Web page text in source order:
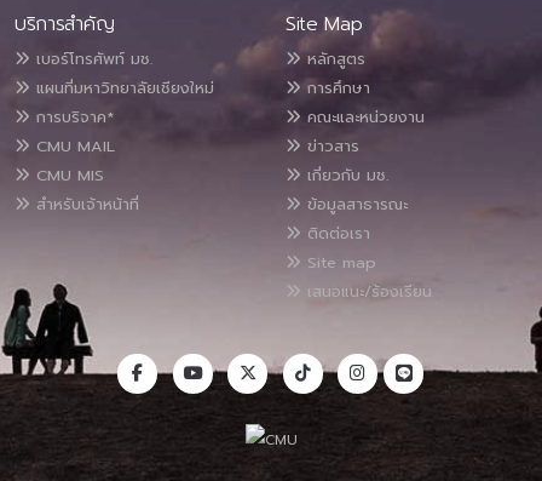
บริการสำคัญ
เบอร์โทรศัพท์ มช.
แผนที่มหาวิทยาลัยเชียงใหม่
การบริจาค*
CMU MAIL
CMU MIS
สำหรับเจ้าหน้าที่
Site Map
หลักสูตร
การศึกษา
คณะและหน่วยงาน
ข่าวสาร
เกี่ยวกับ มช.
ข้อมูลสาธารณะ
ติดต่อเรา
Site map
เสนอแนะ/ร้องเรียน